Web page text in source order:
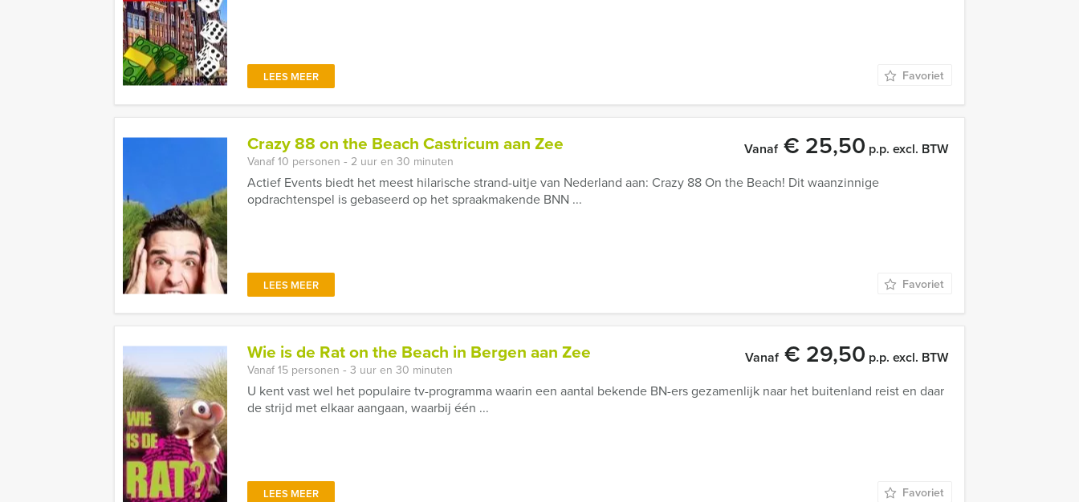
LEES MEER Favoriet
Crazy 88 on the Beach Castricum aan Zee Vanaf€ 25,50 p.p. excl. BTW
Vanaf 10 personen ‐ 2 uur en 30 minuten
Actief Events biedt het meest hilarische strand-uitje van Nederland aan: Crazy 88 On the Beach! Dit waanzinnige
opdrachtenspel is gebaseerd op het spraakmakende BNN ...
LEES MEER Favoriet
Wie is de Rat on the Beach in Bergen aan Zee Vanaf€ 29,50 p.p. excl. BTW
Vanaf 15 personen ‐ 3 uur en 30 minuten
U kent vast wel het populaire tv-programma waarin een aantal bekende BN-ers gezamenlijk naar het buitenland reist en daar
de strijd met elkaar aangaan, waarbij één ...
LEES MEER Favoriet